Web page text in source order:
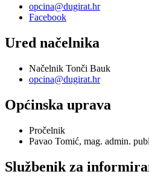
opcina@dugirat.hr
Facebook
Ured načelnika
Načelnik Tonči Bauk
opcina@dugirat.hr
Općinska uprava
Pročelnik
Pavao Tomić, mag. admin.
Službenik za